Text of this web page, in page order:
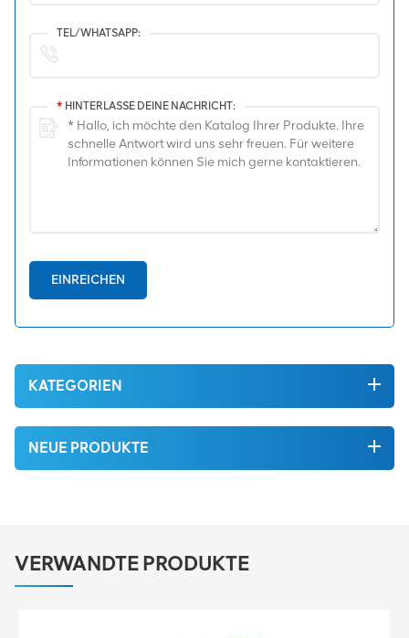
TEL/WHATSAPP:
* HINTERLASSE DEINE NACHRICHT:
EINREICHEN
KATEGORIEN
NEUE PRODUKTE
VERWANDTE PRODUKTE